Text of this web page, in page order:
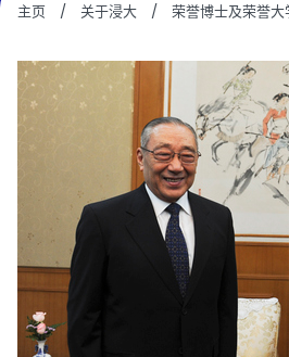
主页 / 关于浸大 / 荣誉博士及荣誉大